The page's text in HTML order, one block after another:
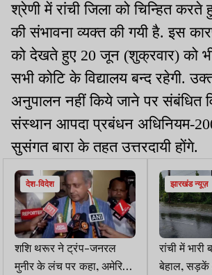
श्रेणी में रांची जिला को चिन्हित करते
की संभावना व्यक्त की गयी है. इस
को देखते हुए 20 जून (शुक्रवार) को
सभी कोटि के विद्यालय बन्द रहेगी.
अनुपालन नहीं किये जाने पर संबंधित
संस्थान आपदा प्रबंधन अधिनियम-
सुसंगत बारा के तहत उत्तरदायी होंगे.
देश-विदेश
शशि थरूर ने ट्रंप-जनरल
मुनीर के लंच पर कहा, अमेरिका
झारखंड न्यूज़
रांची में
बेहाल, सड़कें